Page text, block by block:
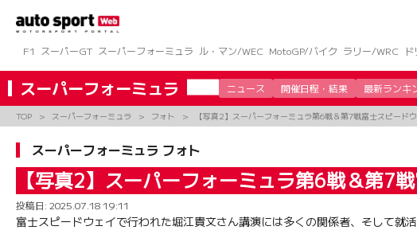
ツ
へ
ス
キ
ッ
F1
スーパーGT スーパーフォーミュラ ル・マン/WEC MotoGP/バイク ラリー/WRC
スーパーフォーミュラ ニュース 開催日程・結果 最新ランキ
TOP スーパーフォーミュラ フォト 【写真2】スーパーフォーミュラ第6戦＆第7戦富士スピー
スーパーフォーミュラ フォト
【写真2】スーパーフォーミュラ第6戦＆第
投稿日: 2025.07.18 19:11
富士スピードウェイで行われた堀江貴文さん講演には多くの関係者、そして就